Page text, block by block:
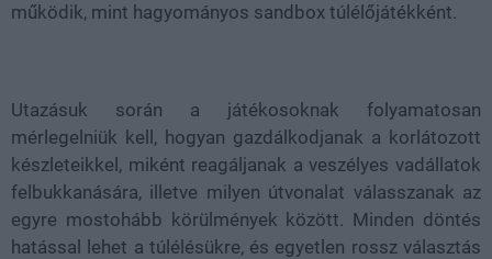
működik, mint hagyományos sandbox túlélőjátékként.
Utazásuk során a játékosoknak folyamatosan
mérlegelniük kell, hogyan gazdálkodjanak a korlátozott
készleteikkel, miként reagáljanak a veszélyes vadállatok
felbukkanására, illetve milyen útvonalat válasszanak az
egyre mostohább körülmények között. Minden döntés
hatással lehet a túlélésükre, és egyetlen rossz választás